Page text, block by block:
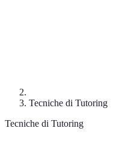
Tecniche di Tutoring
Tecniche di Tutoring